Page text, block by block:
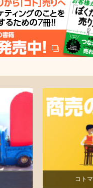
コト